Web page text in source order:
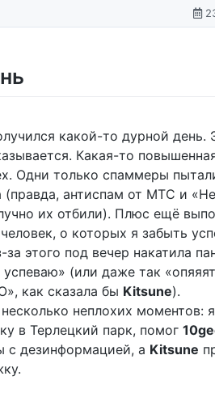
какой-то дурной день.
Какая-то
Одни только спаммеры
(правда, антиспам от МТС и
их отбили). Плюс ещё
о которых я забыть
за этого под вечер накатила
успеваю» (или даже так
как сказала бы Kitsune).
неплохих моментов:
в Терлецкий парк, помог
с дезинформацией, а Kitsune